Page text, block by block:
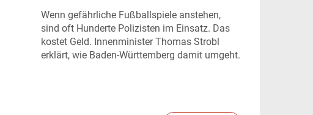
Wenn gefährliche Fußballspiele anstehen,
sind oft Hunderte Polizisten im Einsatz. Das
kostet Geld. Innenminister Thomas Strobl
erklärt, wie Baden-Württemberg damit umgeht.